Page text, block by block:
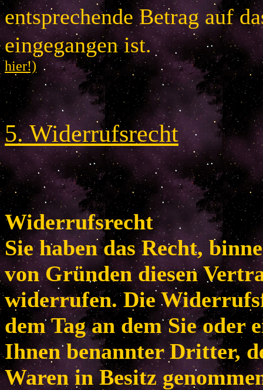
entsprechende Betrag auf
eingegangen
hier!)
5.Widerrufsrecht
Widerrufsrecht
Sie haben das Recht,
von Gründen diesen
widerrufen. Die
dem Tag an dem Sie oder
Ihnen benannter Dritter,
Waren in Besitz